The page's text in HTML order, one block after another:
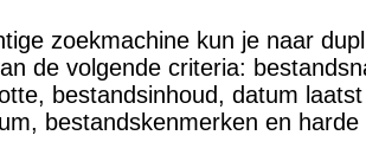
zoekmachine kun je naar
de volgende criteria:
bestandsinhoud, datum
bestandskenmerken en harde